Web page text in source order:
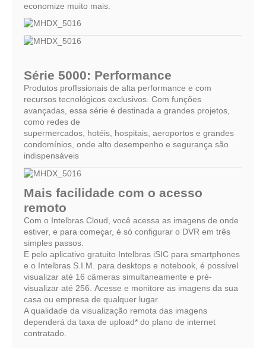
economize muito mais.
Série 5000: Performance
Produtos profIssionais de alta performance e com
recursos tecnológicos exclusivos. Com funções
avançadas, essa série é destinada a grandes projetos,
como redes de
supermercados, hotéis, hospitais, aeroportos e grandes
condomínios, onde alto desempenho e segurança são
indispensáveis
Mais facilidade com o acesso
remoto
Com o Intelbras Cloud, você acessa as imagens de onde
estiver, e para começar, é só configurar o DVR em três
simples passos.
E pelo aplicativo gratuito Intelbras iSIC para smartphones
e o Intelbras S.I.M. para desktops e notebook, é possível
visualizar até 16 câmeras simultaneamente e pré-
visualizar até 256. Acesse e monitore as imagens da sua
casa ou empresa de qualquer lugar.
A qualidade da visualização remota das imagens
dependerá da taxa de upload* do plano de internet
contratado.